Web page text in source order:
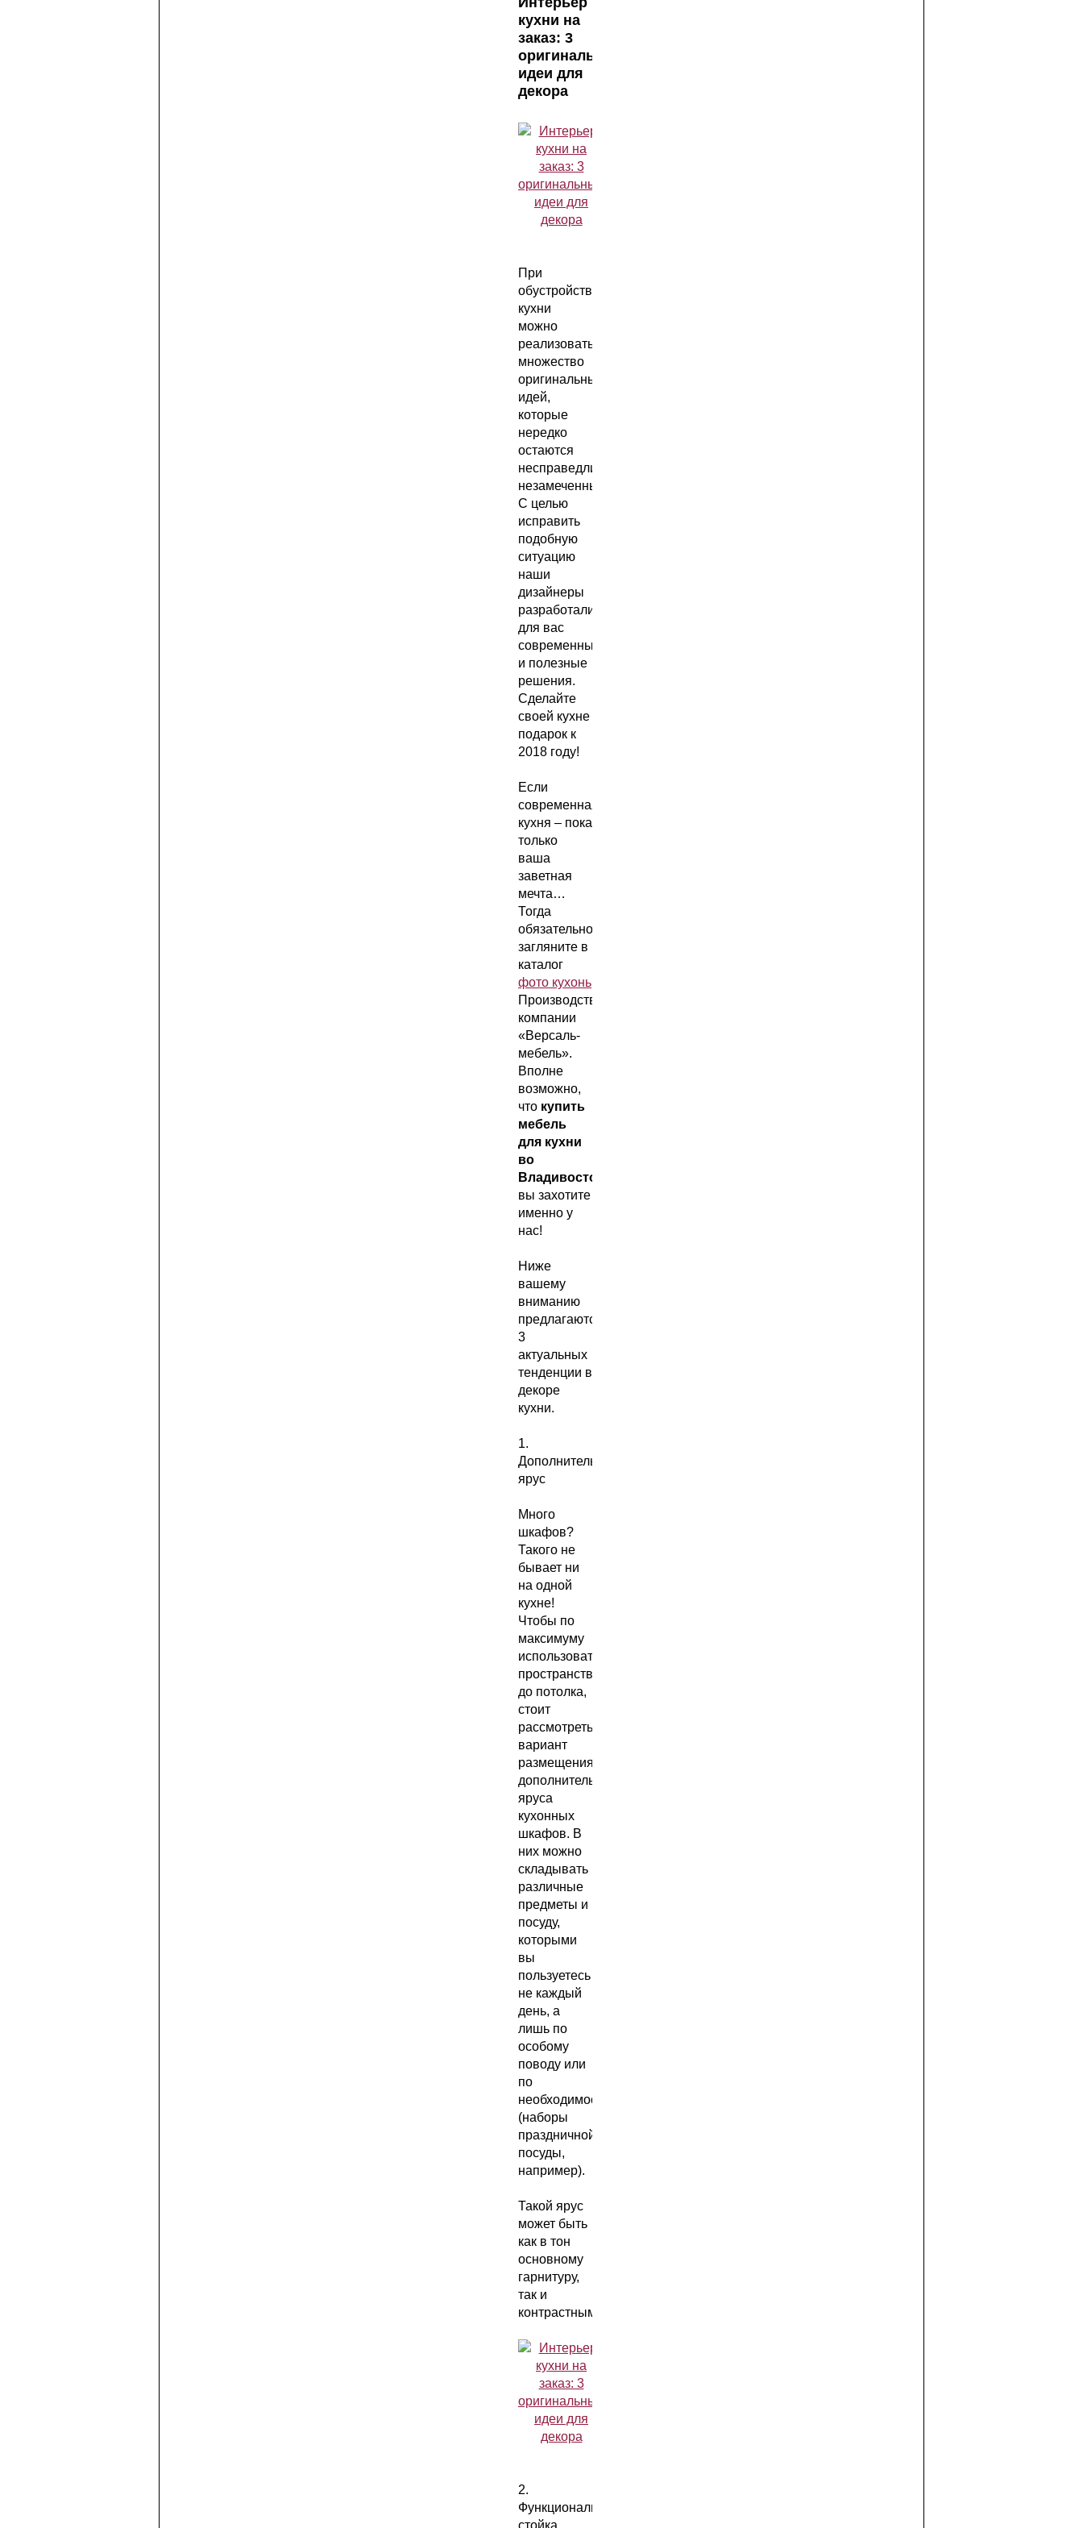
кухни на
заказ: 3
оригинальные
идеи для
декора
При
обустройстве
кухни
можно
реализовать
множество
оригинальных
идей,
которые
нередко
остаются
несправедливо
незамеченными.
С целью
исправить
подобную
ситуацию
наши
дизайнеры
разработали
для вас
современные
и полезные
решения.
Сделайте
своей кухне
подарок к
2018 году!
Если
современная
кухня – пока
только
ваша
заветная
мечта…
Тогда
обязательно
загляните в
каталог
фото кухонь
Производственной
компании
«Версаль-
мебель».
Вполне
возможно,
что купить
мебель
для кухни
во
Владивостоке
вы захотите
именно у
нас!
Ниже
вашему
вниманию
предлагаются
3
актуальных
тенденции в
декоре
кухни.
1.
Дополнительный
ярус
Много
шкафов?
Такого не
бывает ни
на одной
кухне!
Чтобы по
максимуму
использовать
пространство
до потолка,
стоит
рассмотреть
вариант
размещения
дополнительного
яруса
кухонных
шкафов. В
них можно
складывать
различные
предметы и
посуду,
которыми
вы
пользуетесь
не каждый
день, а
лишь по
особому
поводу или
по
необходимости
(наборы
праздничной
посуды,
например).
Такой ярус
может быть
как в тон
основному
гарнитуру,
так и
контрастным.
2.
Функциональная